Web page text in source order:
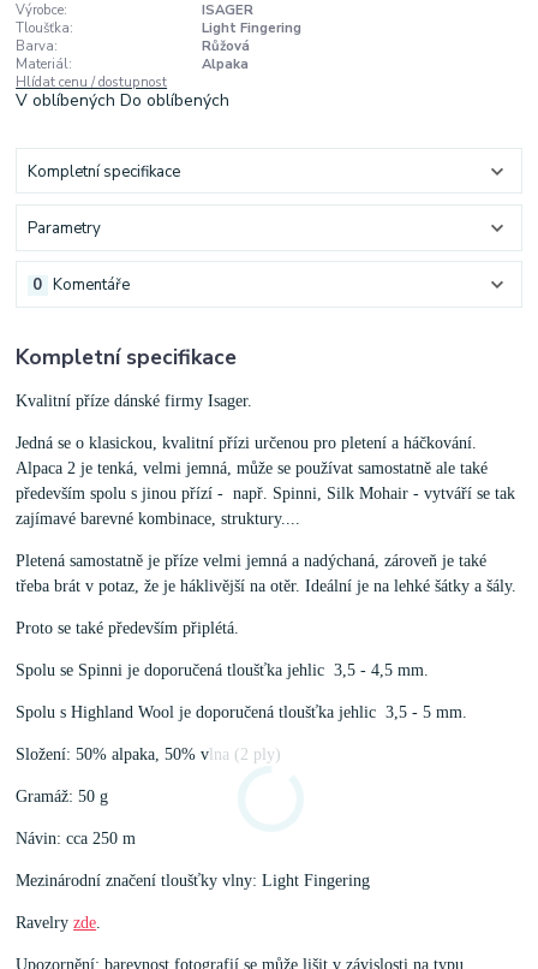
Výrobce:
ISAGER
Tloušťka:
Light Fingering
Barva:
Růžová
Materiál:
Alpaka
Hlídat cenu / dostupnost
V oblíbenýchDo oblíbených
Kompletní specifikace
Parametry
Komentáře
0
Kompletní specifikace
Kvalitní příze dánské firmy Isager.
Jedná se o klasickou, kvalitní přízi určenou pro pletení a háčkování.
Alpaca 2 je tenká, velmi jemná, může se používat samostatně ale také
především spolu s jinou přízí - např. Spinni, Silk Mohair - vytváří se tak
zajímavé barevné kombinace, struktury....
Pletená samostatně je příze velmi jemná a nadýchaná, zároveň je také
třeba brát v potaz, že je háklivější na otěr. Ideální je na lehké šátky a šály.
Proto se také především připlétá.
Spolu se Spinni je doporučená tloušťka jehlic 3,5 - 4,5 mm.
Spolu s Highland Wool je doporučená tloušťka jehlic 3,5 - 5 mm.
Složení: 50% alpaka, 50% vlna (2 ply)
Gramáž: 50 g
Návin: cca 250 m
Mezinárodní značení tloušťky vlny: Light Fingering
Ravelryzde
Upozornění: barevnost fotografií se může lišit v závislosti na typu